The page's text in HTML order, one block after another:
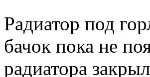
Радиатор под
бачок пока не
радиатора